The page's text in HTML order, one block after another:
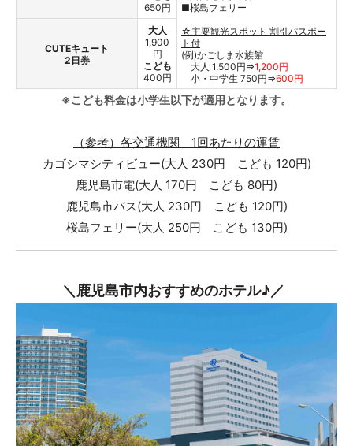
650円
■桜島フェリー
☆主要観光スポット 割引パスポー
ト付
(例)かごしま水族館
大人 1,500円⇒1,200円
小・中学生 750円⇒600円
CUTEキュート
2日券
大人
1,900
円
こども
400円
※こども料金は小学生以下が適用となります。
（参考）各交通機関 1回あたりの運賃
カゴシマシティビュー(大人 230円 こども 120円)
鹿児島市電(大人 170円 こども 80円)
鹿児島市バス(大人 230円 こども 120円)
桜島フェリー(大人 250円 こども 130円)
＼鹿児島市内おすすめのホテル♪／